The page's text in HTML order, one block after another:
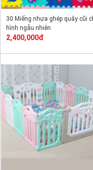
30 Miếng nhựa ghép quây cũi
hình ngẫu nhiên
2,400,000đ